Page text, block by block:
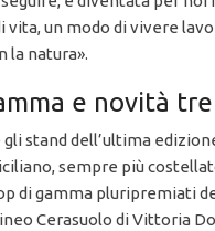
vita, un modo di vivere
la natura».
e novità
gli stand dell’ultima
sempre più
di gamma pluripremiati
Cerasuolo di Vittoria